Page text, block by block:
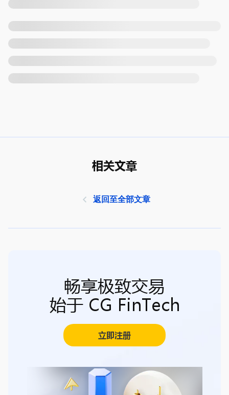
相关文章
返回至全部文章
畅享极致交易
始于 CG FinTech
立即注册